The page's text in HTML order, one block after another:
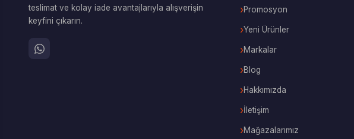
teslimat ve kolay iade avantajlarıyla alışverişin
keyfini çıkarın.
Promosyon
Yeni Ürünler
Markalar
Blog
Hakkımızda
İletişim
Mağazalarımız